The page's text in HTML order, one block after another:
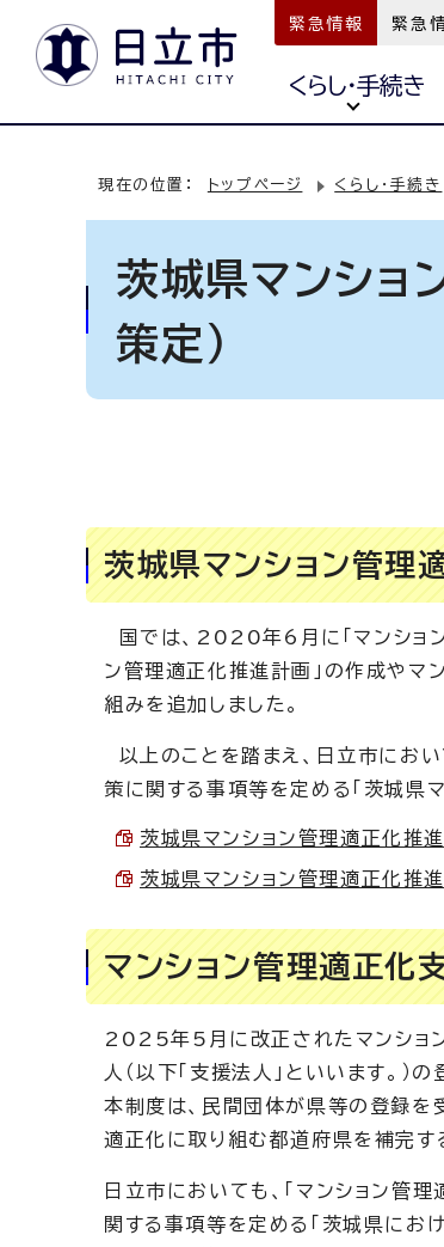
緊急情報 緊急
くらし・手続き
現在の位置： トップページ くらし・手続き
茨城県マンショ
策定）
茨城県マンション管理
国では、2020年6月に「マンショ
ン管理適正化推進計画」の作成やマ
組みを追加しました。
以上のことを踏まえ、日立市にお
策に関する事項等を定める「茨城県
茨城県マンション管理適正化推
茨城県マンション管理適正化
マンション管理適正化
2025年5月に改正されたマンショ
人（以下「支援法人」といいます。）
本制度は、民間団体が県等の登録を
適正化に取り組む都道府県を補完す
日立市においても、「マンション管
関する事項等を定める「茨城県にお